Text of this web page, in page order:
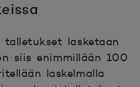
talletukset lasketaan
siis enimmillään 100
laskelmalla